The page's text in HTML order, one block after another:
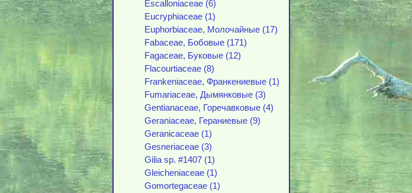
Escalloniaceae (6)
Eucryphiaceae (1)
Euphorbiaceae, Молочайные (17)
Fabaceae, Бобовые (171)
Fagaceae, Буковые (12)
Flacourtiaceae (8)
Frankeniaceae, Франкениевые (1)
Fumariaceae, Дымянковые (3)
Gentianaceae, Горечавковые (4)
Geraniaceae, Гераниевые (9)
Geranicaceae (1)
Gesneriaceae (3)
Gilia sp. #1407 (1)
Gleicheniaceae (1)
Gomortegaceae (1)